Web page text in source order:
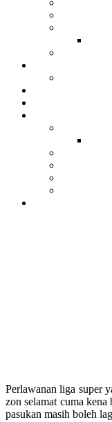
Perlawanan liga super
zon selamat cuma
pasukan masih boleh